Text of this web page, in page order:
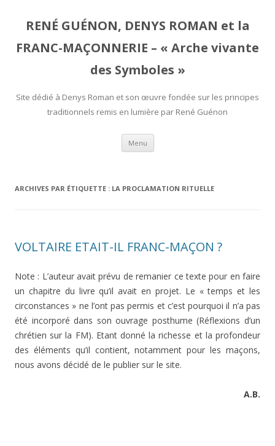
RENÉ GUÉNON, DENYS ROMAN et la
FRANC-MAÇONNERIE – « Arche vivante
des Symboles »
Site dédié à Denys Roman et son œuvre fondée sur les principes
traditionnels remis en lumière par René Guénon
Menu Aller
contenu
ARCHIVES PAR ÉTIQUETTE : LA PROCLAMATION RITUELLE
VOLTAIRE ETAIT-IL FRANC-MAÇON ?
Note : L’auteur avait prévu de remanier ce texte pour en faire
un chapitre du livre qu’il avait en projet. Le « temps et les
circonstances » ne l’ont pas permis et c’est pourquoi il n’a pas
été incorporé dans son ouvrage posthume (Réflexions d’un
chrétien sur la FM). Etant donné la richesse et la profondeur
des éléments qu’il contient, notamment pour les maçons,
nous avons décidé de le publier sur le site.
A.B.